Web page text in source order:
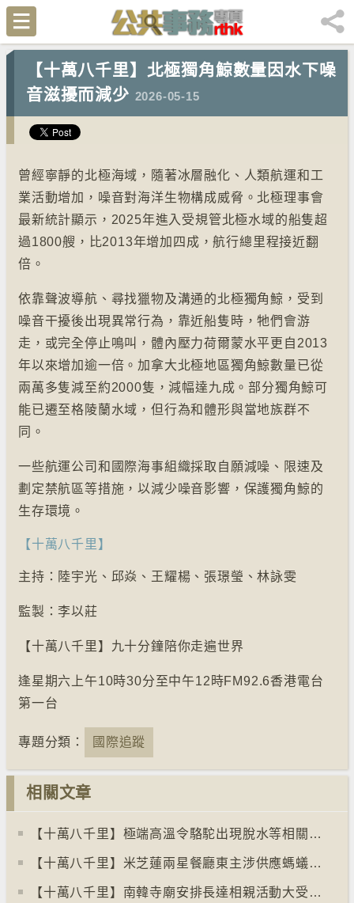
【十萬八千里】北極獨角鯨數量因水下噪
音滋擾而減少 2026-05-15
曾經寧靜的北極海域，隨著冰層融化、人類航運和工
業活動增加，噪音對海洋生物構成威脅。北極理事會
最新統計顯示，2025年進入受規管北極水域的船隻超
過1800艘，比2013年增加四成，航行總里程接近翻
倍。
依靠聲波導航、尋找獵物及溝通的北極獨角鯨，受到
噪音干擾後出現異常行為，靠近船隻時，牠們會游
走，或完全停止鳴叫，體內壓力荷爾蒙水平更自2013
年以來增加逾一倍。加拿大北極地區獨角鯨數量已從
兩萬多隻減至約2000隻，減幅達九成。部分獨角鯨可
能已遷至格陵蘭水域，但行為和體形與當地族群不
同。
一些航運公司和國際海事組織採取自願減噪、限速及
劃定禁航區等措施，以減少噪音影響，保護獨角鯨的
生存環境。
【十萬八千里】
主持：陸宇光、邱焱、王耀楊、張璟瑩、林詠雯
監製：李以莊
【十萬八千里】九十分鐘陪你走遍世界
逢星期六上午10時30分至中午12時FM92.6香港電台
第一台
專題分類： 國際追蹤
相關文章
【十萬八千里】極端高溫令駱駝出現脫水等相關疾病
【十萬八千里】米芝蓮兩星餐廳東主涉供應螞蟻菜式 檢方求囚一年
【十萬八千里】南韓寺廟安排長達相親活動大受歡迎